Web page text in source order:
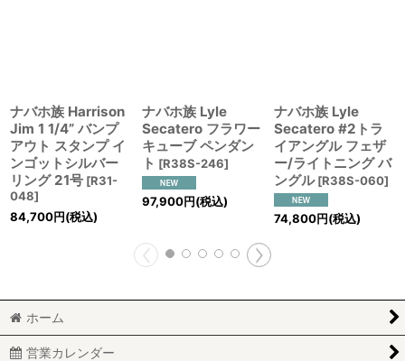
ナバホ族 Harrison
Jim 1 1/4” バンプ
アウト スタンプ イ
ンゴットシルバー
リング 21号 [R31-
048]
84,700円(税込)
ナバホ族 Lyle
Secatero フラワー
キューブ ペンダン
ト [R38S-246]
97,900円(税込)
ナバホ族 Lyle
Secatero #2トラ
イアングル フェザ
ー/ライトニング バ
ングル [R38S-060]
74,800円(税込)
ホーム
営業カレンダー